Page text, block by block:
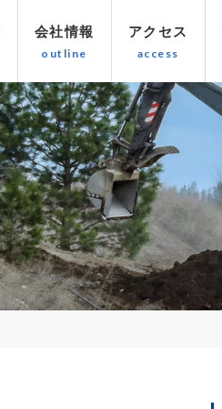
会社情報 アクセス